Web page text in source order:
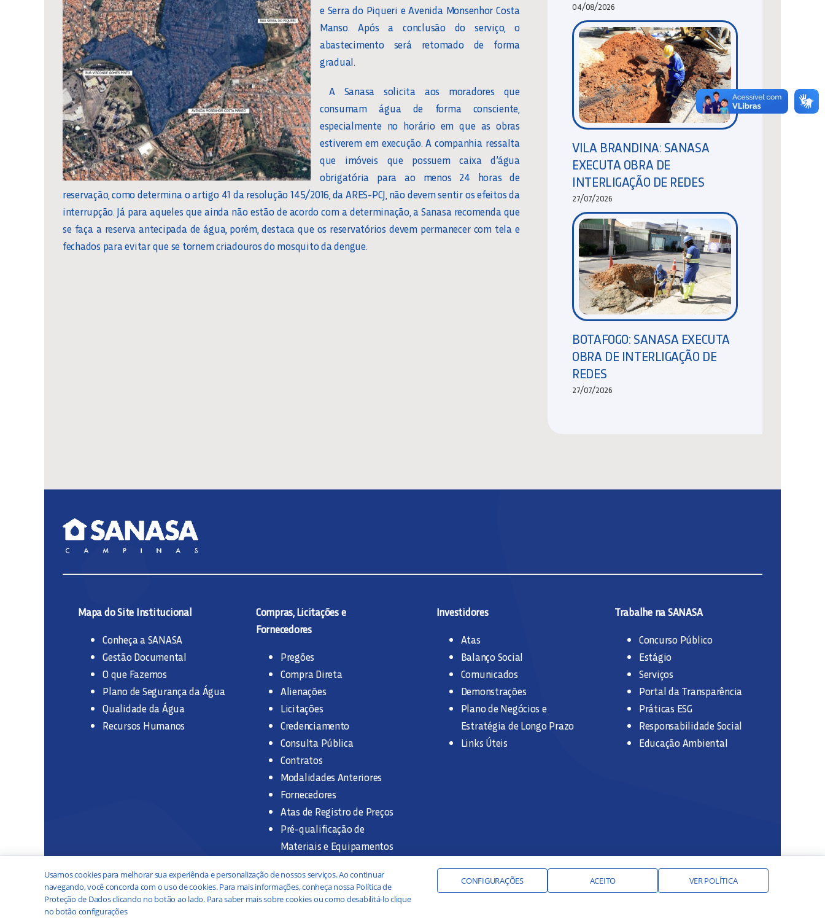
e Serra do Piqueri e Avenida Monsenhor Costa
Manso. Após a conclusão do serviço, o
abastecimento será retomado de forma
gradual.
A Sanasa solicita aos moradores que
consumam água de forma consciente,
especialmente no horário em que as obras
estiverem em execução. A companhia ressalta
que imóveis que possuem caixa d’água
obrigatória para ao menos 24 horas de
reservação, como determina o artigo 41 da resolução 145/2016, da ARES-PCJ, não devem sentir os efeitos da
interrupção. Já para aqueles que ainda não estão de acordo com a determinação, a Sanasa recomenda que
se faça a reserva antecipada de água, porém, destaca que os reservatórios devem permanecer com tela e
fechados para evitar que se tornem criadouros do mosquito da dengue.
04/08/2026
VILA BRANDINA: SANASA
EXECUTA OBRA DE
INTERLIGAÇÃO DE REDES
27/07/2026
BOTAFOGO: SANASA EXECUTA
OBRA DE INTERLIGAÇÃO DE
REDES
27/07/2026
Mapa do Site Institucional
Conheça a SANASA
Gestão Documental
O que Fazemos
Plano de Segurança da Água
Qualidade da Água
Recursos Humanos
Compras, Licitações e
Fornecedores
Pregões
Compra Direta
Alienações
Licitações
Credenciamento
Consulta Pública
Contratos
Modalidades Anteriores
Fornecedores
Atas de Registro de Preços
Pré-qualificação de
Materiais e Equipamentos
Documentação Interna
Investidores
Atas
Balanço Social
Comunicados
Demonstrações
Plano de Negócios e
Estratégia de Longo Prazo
Links Úteis
Trabalhe na SANASA
Concurso Público
Estágio
Serviços
Portal da Transparência
Práticas ESG
Responsabilidade Social
Educação Ambiental
Usamos cookies para melhorar sua experiência e personalização de nossos serviços. Ao continuar
navegando, você concorda com o uso de cookies. Para mais informações, conheça nossa Política de
Proteção de Dados clicando no botão ao lado. Para saber mais sobre cookies ou como desabilitá-lo clique
no botão configurações
CONFIGURAÇÕES ACEITO VER POLÍTICA